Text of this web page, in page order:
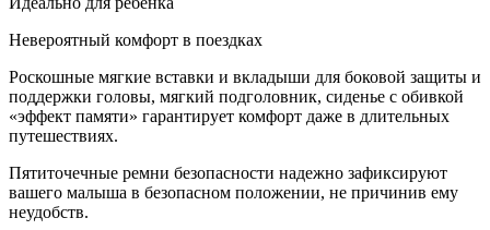
Невероятный комфорт в поездках
Роскошные мягкие вставки и вкладыши для боковой защиты и
поддержки головы, мягкий подголовник, сиденье с обивкой
«эффект памяти» гарантирует комфорт даже в длительных
путешествиях.
Пятиточечные ремни безопасности надежно зафиксируют
вашего малыша в безопасном положении, не причинив ему
неудобств.